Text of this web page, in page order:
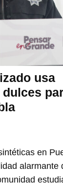
usa
en
alarmante